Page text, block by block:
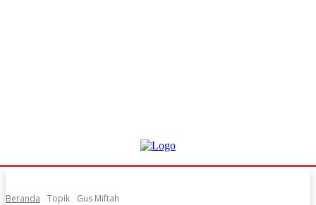
Beranda Topik Gus Miftah